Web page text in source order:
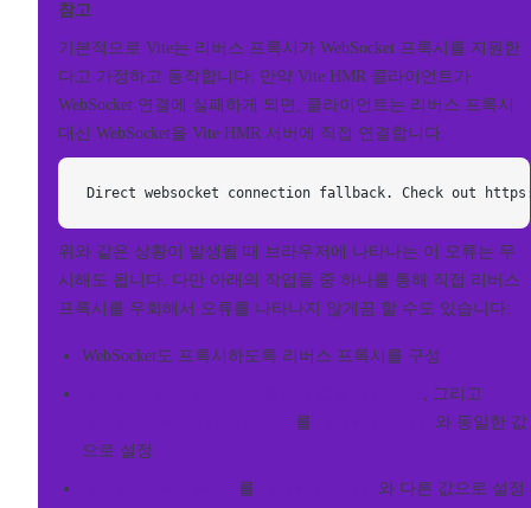
참고
기본적으로 Vite는 리버스 프록시가 WebSocket 프록시를 지원한
다고 가정하고 동작합니다. 만약 Vite HMR 클라이언트가
WebSocket 연결에 실패하게 되면, 클라이언트는 리버스 프록시
대신 WebSocket을 Vite HMR 서버에 직접 연결합니다:
Direct websocket connection fallback. Check out
위와 같은 상황이 발생될 때 브라우저에 나타나는 이 오류는 무
시해도 됩니다. 다만 아래의 작업들 중 하나를 통해 직접 리버스
프록시를 우회해서 오류를 나타나지 않게끔 할 수도 있습니다:
WebSocket도 프록시하도록 리버스 프록시를 구성
, 그리고
를
와 동일한 값
으로 설정
를 와 다른 값으로 설정